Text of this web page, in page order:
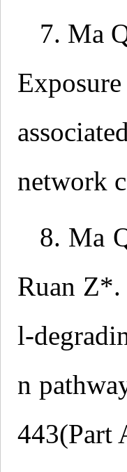
7. Ma
network
8. Ma
Ruan Z*.
l-
n
443(Part